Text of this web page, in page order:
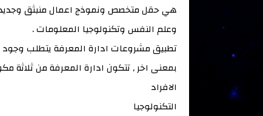
وعلم النفس وتكنولوجيا المعلومات .
تطبيق مشروعات ادارة المعرفة يتطلب وجود
بمعنى اخر , تتكون ادارة المعرفة من ثلاثة
الافراد
التكنولوجيا